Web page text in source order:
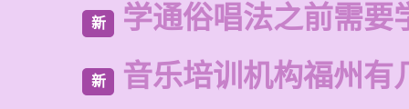
新 学通俗唱法之前需要
新 音乐培训机构福州有